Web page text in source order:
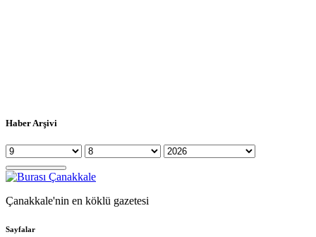
Haber Arşivi
Çanakkale'nin en köklü gazetesi
Sayfalar